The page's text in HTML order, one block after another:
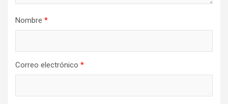
Nombre *
Correo electrónico *